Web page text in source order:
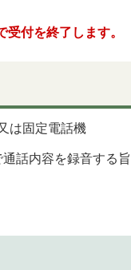
付を終了します。
は固定電話機
話内容を録音する